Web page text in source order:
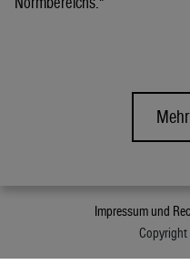
Impressum und
Copyright